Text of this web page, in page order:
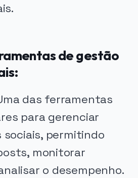
de gestão
das ferramentas
para gerenciar
sociais, permitindo
monitorar
o desempenho.